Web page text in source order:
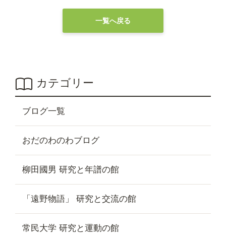
一覧へ戻る
カテゴリー
ブログ一覧
おだのわのわブログ
柳田國男 研究と年譜の館
「遠野物語」 研究と交流の館
常民大学 研究と運動の館